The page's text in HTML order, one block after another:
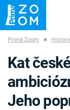
ZÁHADY
Prima Zoom ■
Kat
Jeho